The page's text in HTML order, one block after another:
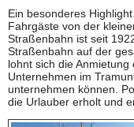
Ein besonderes
Fahrgäste von der
Straßenbahn ist seit
Straßenbahn auf der
lohnt sich die
Unternehmen im
unternehmen können.
die Urlauber erholt und